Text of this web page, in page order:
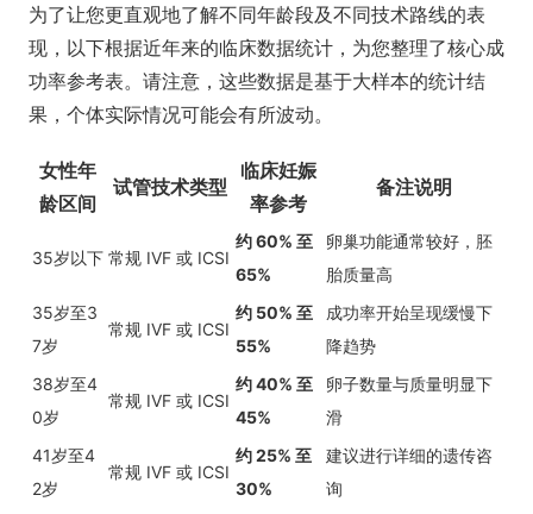
为了让您更直观地了解不同年龄段及不同技术路线的表
现，以下根据近年来的临床数据统计，为您整理了核心成
功率参考表。请注意，这些数据是基于大样本的统计结
果，个体实际情况可能会有所波动。
女性年
龄区间
试管技术类型
临床妊娠
率参考
备注说明
35岁以下 常规 IVF 或 ICSI
约 60% 至
65%
卵巢功能通常较好，胚
胎质量高
35岁至3
7岁
常规 IVF 或 ICSI
约 50% 至
55%
成功率开始呈现缓慢下
降趋势
38岁至4
0岁
常规 IVF 或 ICSI
约 40% 至
45%
卵子数量与质量明显下
滑
41岁至4
2岁
常规 IVF 或 ICSI
约 25% 至
30%
建议进行详细的遗传咨
询